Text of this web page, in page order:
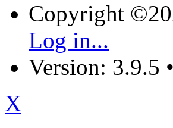
Copyright
Log in...
Version: 3.9.5 •
X